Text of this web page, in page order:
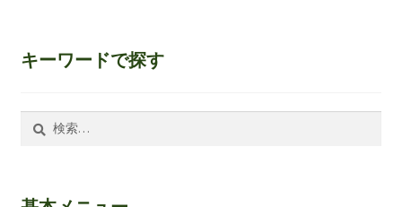
キーワードで探す